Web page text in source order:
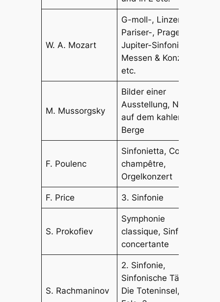
W. A. Mozart
G-moll-, Linzer-,
Pariser-, Prager-,
Jupiter-Sinfonie, div.
Messen & Konzerte
etc.
M. Mussorgsky
Bilder einer
Ausstellung, Nacht
auf dem kahlen
Berge
F. Poulenc
Sinfonietta, Concert
champêtre,
Orgelkonzert
F. Price 3. Sinfonie
S. Prokofiev
Symphonie
classique, Sinfonia
concertante
S. Rachmaninov
2. Sinfonie,
Sinfonische Tänze,
Die Toteninsel, Der